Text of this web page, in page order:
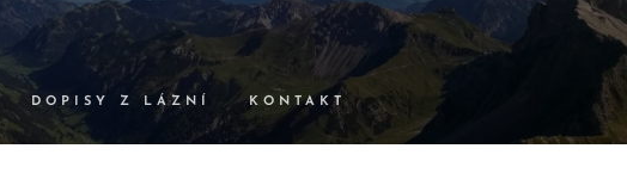
DOPISY Z LÁZNÍ KONTAKT